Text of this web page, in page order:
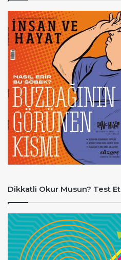
Dikkatli Okur Musun? Test Et